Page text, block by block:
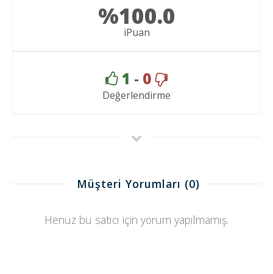
%100.0
iPuan
1 - 0
Değerlendirme
Müşteri Yorumları (0)
Henüz bu satıcı için yorum yapılmamış.